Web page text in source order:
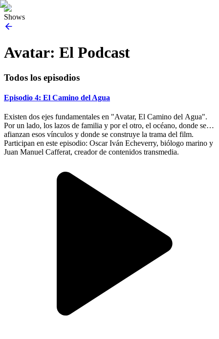
Shows
Avatar: El Podcast
Todos los episodios
Episodio 4: El Camino del Agua
Existen dos ejes fundamentales en "Avatar, El Camino del Agua".
Por un lado, los lazos de familia y por el otro, el océano, donde se
afianzan esos vínculos y donde se construye la trama del film.
Participan en este episodio: Oscar Iván Echeverry, biólogo marino y
Juan Manuel Cafferat, creador de contenidos transmedia.